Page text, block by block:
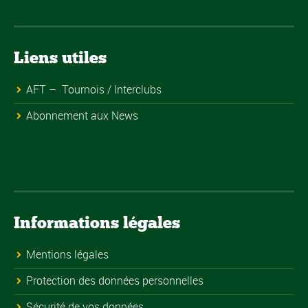
Liens utiles
AFT – Tournois / Interclubs
Abonnement aux News
Informations légales
Mentions légales
Protection des données personnelles